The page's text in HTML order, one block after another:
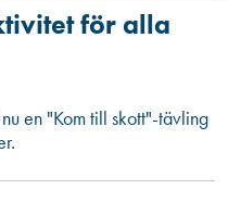
för alla
en "Kom till skott"-tävling